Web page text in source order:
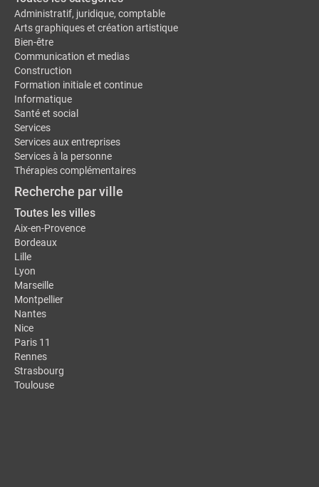
Administratif, juridique, comptable
Arts graphiques et création artistique
Bien-être
Communication et medias
Construction
Formation initiale et continue
Informatique
Santé et social
Services
Services aux entreprises
Services à la personne
Thérapies complémentaires
Recherche par ville
Toutes les villes
Aix-en-Provence
Bordeaux
Lille
Lyon
Marseille
Montpellier
Nantes
Nice
Paris 11
Rennes
Strasbourg
Toulouse